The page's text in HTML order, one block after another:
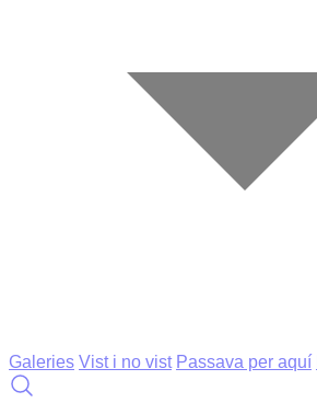
Galeries Vist i no vist Passava per aquí